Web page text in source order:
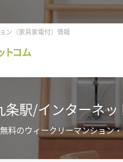
ン（家具家電付）情報
条駅/インターネ
料のウィークリーマンション